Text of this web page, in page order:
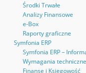
Środki Trwałe
Analizy Finansowe
e-Box
Raporty graficzne
Symfonia ERP
Symfonia ERP –
Wymagania
Finanse i Księgowość